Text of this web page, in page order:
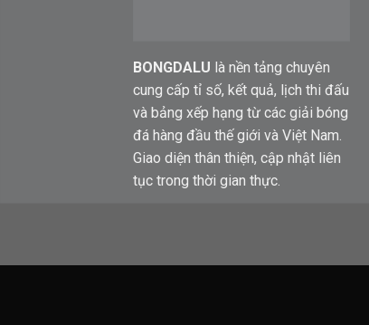
BONGDALU là nền tảng chuyên
cung cấp tỉ số, kết quả, lịch thi đấu
và bảng xếp hạng từ các giải bóng
đá hàng đầu thế giới và Việt Nam.
Giao diện thân thiện, cập nhật liên
tục trong thời gian thực.